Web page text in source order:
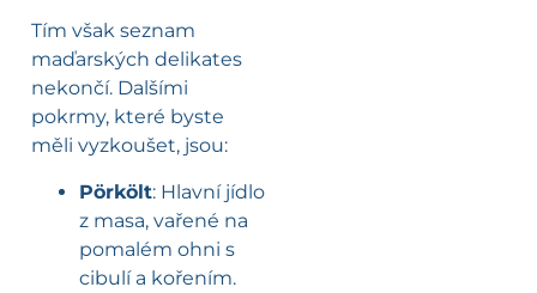
Tím však seznam
maďarských delikates
nekončí. Dalšími
pokrmy, které byste
měli vyzkoušet, jsou:
Pörkölt: Hlavní jídlo
z masa, vařené na
pomalém ohni s
cibulí a kořením.